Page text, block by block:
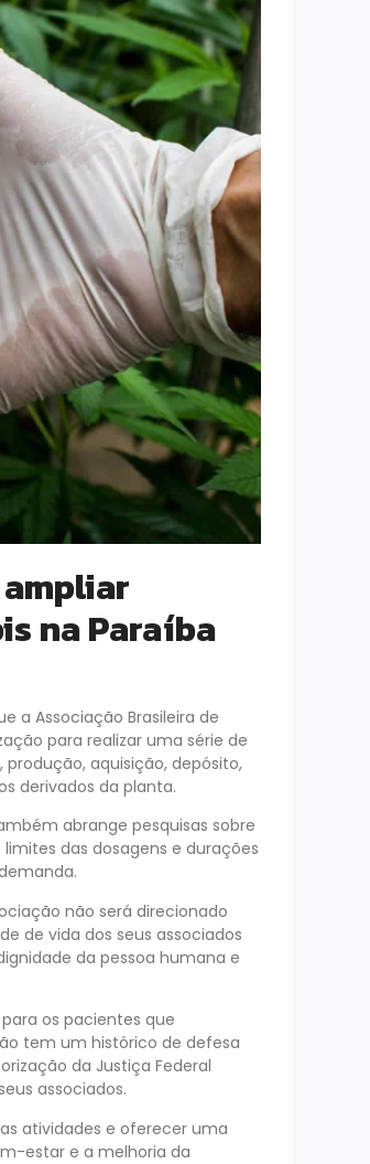
na Paraíba
a Associação Brasileira de
para realizar uma série de
aquisição, depósito,
derivados da planta.
abrange pesquisas sobre
das dosagens e durações
não será direcionado
de vida dos seus associados
da pessoa humana e
os pacientes que
tem um histórico de defesa
da Justiça Federal
associados.
atividades e oferecer uma
estar e a melhoria da